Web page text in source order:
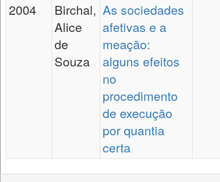
2004
Birchal,
Alice
de
Souza
As sociedades
afetivas e a
meação:
alguns efeitos
no
procedimento
de execução
por quantia
certa